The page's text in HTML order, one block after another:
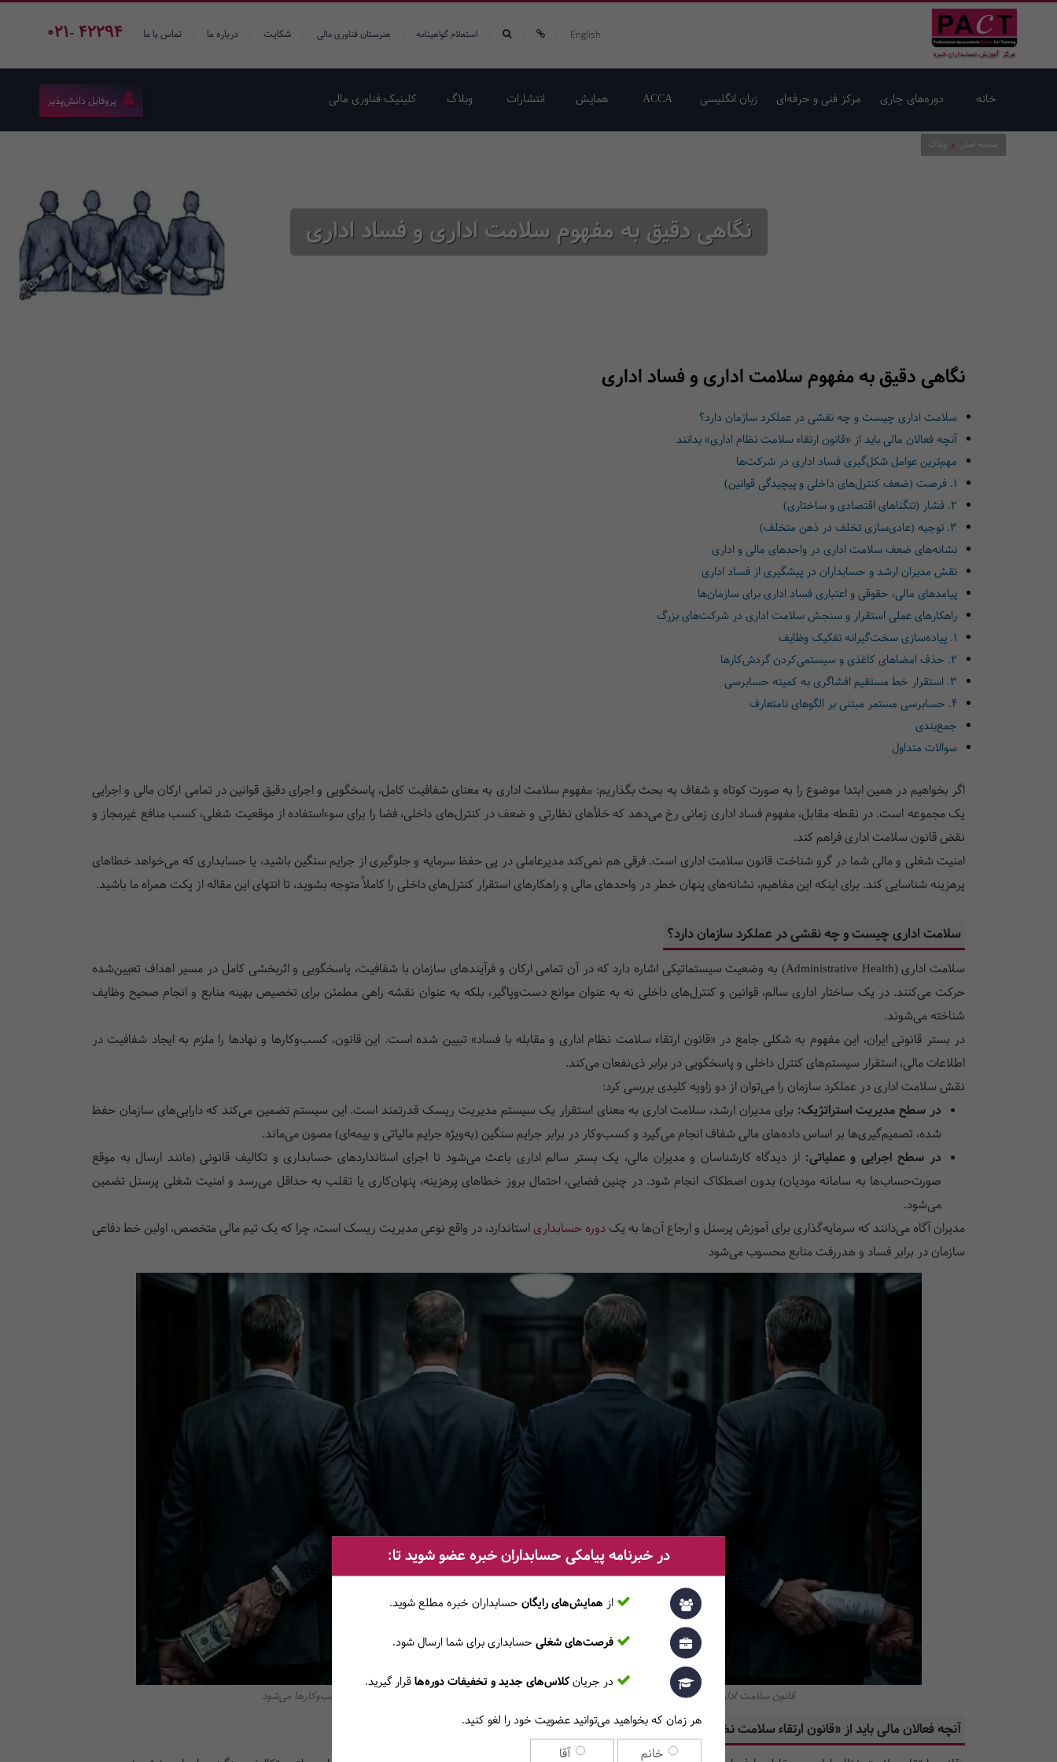
021- 42294 English استعلام گواهینامه هنرستان فناوری مالی شکایت درباره ما تماس با ما
خانه دوره‌های جاری مرکز فنی و حرفه‌ای زبان انگلیسی ACCA همایش‌ انتشارات وبلاگ کلینیک فناوری مالی پروفایل دانش‌پذیر
نگاهی دقیق به مفهوم سلامت اداری و فساد اداری
صفحه اصلی وبلاگ
نگاهی دقیق به مفهوم سلامت اداری و فساد اداری
سلامت اداری چیست و چه نقشی در عملکرد سازمان دارد؟
آنچه فعالان مالی باید از «قانون ارتقاء سلامت نظام اداری» بدانند
مهم‌ترین عوامل شکل‌گیری فساد اداری در شرکت‌ها
۱. فرصت (ضعف کنترل‌های داخلی و پیچیدگی قوانین)
۲. فشار (تنگناهای اقتصادی و ساختاری)
۳. توجیه (عادی‌سازی تخلف در ذهن متخلف)
نشانه‌های ضعف سلامت اداری در واحدهای مالی و اداری
نقش مدیران ارشد و حسابداران در پیشگیری از فساد اداری
پیامدهای مالی، حقوقی و اعتباری فساد اداری برای سازمان‌ها
راهکارهای عملی استقرار و سنجش سلامت اداری در شرکت‌های بزرگ
۱. پیاده‌سازی سخت‌گیرانه تفکیک وظایف
۲. حذف امضاهای کاغذی و سیستمی‌کردن گردش‌کارها
۳. استقرار خط مستقیم افشاگری به کمیته حسابرسی
۴. حسابرسی مستمر مبتنی بر الگوهای نامتعارف
جمع‌بندی
سوالات متداول
اگر بخواهیم در همین ابتدا موضوع را به صورت کوتاه و شفاف به بحث بگذاریم: مفهوم سلامت اداری به معنای شفافیت کامل، پاسخگویی و اجرای دقیق قوانین در تمامی ارکان مالی و اجرایی
یک مجموعه است. در نقطه مقابل، مفهوم فساد اداری زمانی رخ می‌دهد که خلأهای نظارتی و ضعف در کنترل‌های داخلی، فضا را برای سوءاستفاده از موقعیت شغلی، کسب منافع غیرمجاز و
نقض قانون سلامت اداری فراهم کند.
امنیت شغلی و مالی شما در گرو شناخت قانون سلامت اداری است. فرقی هم نمی‌کند مدیرعاملی در پی حفظ سرمایه و جلوگیری از جرایم سنگین باشید، یا حسابداری که می‌خواهد خطاهای
پرهزینه شناسایی کند. برای اینکه این مفاهیم، نشانه‌های پنهان خطر در واحدهای مالی و راهکارهای استقرار کنترل‌های داخلی را کاملاً متوجه بشوید، تا انتهای این مقاله از پکت همراه ما باشید.
سلامت اداری چیست و چه نقشی در عملکرد سازمان دارد؟
سلامت اداری (Administrative Health) به وضعیت سیستماتیکی اشاره دارد که در آن تمامی ارکان و فرآیندهای سازمان با شفافیت، پاسخگویی و اثربخشی کامل در مسیر اهداف تعیین‌شده
حرکت می‌کنند. در یک ساختار اداری سالم، قوانین و کنترل‌های داخلی نه به عنوان موانع دست‌وپاگیر، بلکه به عنوان نقشه راهی مطمئن برای تخصیص بهینه منابع و انجام صحیح وظایف
شناخته می‌شوند.
در بستر قانونی ایران، این مفهوم به شکلی جامع در «قانون ارتقاء سلامت نظام اداری و مقابله با فساد» تبیین شده است. این قانون، کسب‌وکارها و نهادها را ملزم به ایجاد شفافیت در
اطلاعات مالی، استقرار سیستم‌های کنترل داخلی و پاسخگویی در برابر ذی‌نفعان می‌کند.
نقش سلامت اداری در عملکرد سازمان را می‌توان از دو زاویه کلیدی بررسی کرد:
در سطح مدیریت استراتژیک: برای مدیران ارشد، سلامت اداری به معنای استقرار یک سیستم مدیریت ریسک قدرتمند است. این سیستم تضمین می‌کند که دارایی‌های سازمان حفظ
شده، تصمیم‌گیری‌ها بر اساس داده‌های مالی شفاف انجام می‌گیرد و کسب‌وکار در برابر جرایم سنگین (به‌ویژه جرایم مالیاتی و بیمه‌ای) مصون می‌ماند.
در سطح اجرایی و عملیاتی: از دیدگاه کارشناسان و مدیران مالی، یک بستر سالم اداری باعث می‌شود تا اجرای استانداردهای حسابداری و تکالیف قانونی (مانند ارسال به موقع
صورت‌حساب‌ها به سامانه مودیان) بدون اصطکاک انجام شود. در چنین فضایی، احتمال بروز خطاهای پرهزینه، پنهان‌کاری یا تقلب به حداقل می‌رسد و امنیت شغلی پرسنل تضمین
می‌شود.
مدیران آگاه می‌دانند که سرمایه‌گذاری برای آموزش پرسنل و ارجاع آن‌ها به یک دوره حسابداریاستاندارد، در واقع نوعی مدیریت ریسک است، چرا که یک تیم مالی متخصص، اولین خط دفاعی
سازمان در برابر فساد و هدررفت منابع محسوب می‌شود
قانون سلامت اداری، باعث شفافیت مالی، استقرار سیستم‌های کنترل داخلی و پاسخگویی در برابر ذی‌نفعان در کسب‌وکارها می‌شود
آنچه فعالان مالی باید از «قانون ارتقاء سلامت نظام اداری» بدانند
در خبرنامه پیامکی حسابداران خبره عضو شوید تا:
از همایش‌های رایگان حسابداران خبره مطلع ‎شوید.
فرصت‌های شغلی حسابداری برای شما ارسال شود.
در جریانکلاس‌های جدید و تخفیفات دوره‌هاقرار گیرید.
هر زمان که بخواهید می‌توانید عضویت خود را لغو کنید.
خانم آقا